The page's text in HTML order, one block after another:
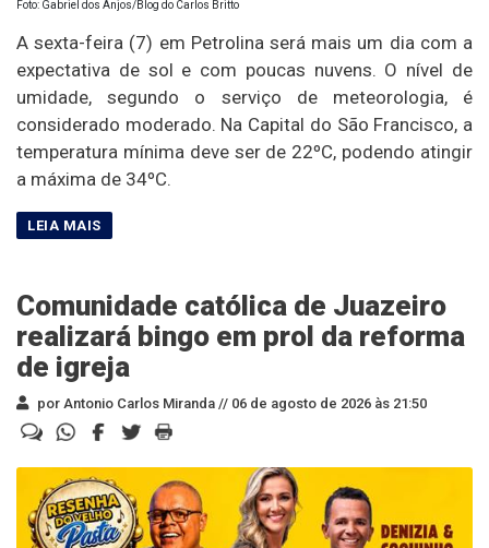
Foto: Gabriel dos Anjos/Blog do Carlos Britto
A sexta-feira (7) em Petrolina será mais um dia com a
expectativa de sol e com poucas nuvens. O nível de
umidade, segundo o serviço de meteorologia, é
considerado moderado. Na Capital do São Francisco, a
temperatura mínima deve ser de 22ºC, podendo atingir
a máxima de 34ºC.
Comunidade católica de Juazeiro
realizará bingo em prol da reforma
de igreja
por Antonio Carlos Miranda // 06 de agosto de 2026 às 21:50